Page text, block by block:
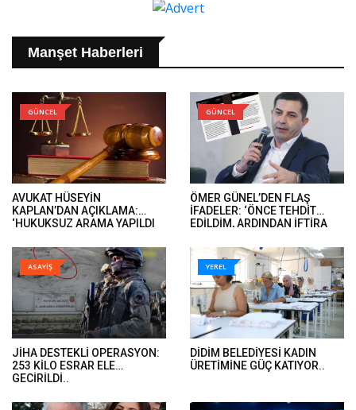
Manşet Haberleri
GÜNCEL
AVUKAT HÜSEYİN
KAPLAN’DAN AÇIKLAMA:
‘HUKUKSUZ ARAMA YAPILDI
DOSYALARINA EL KONULDU’..
GÜNCEL
ÖMER GÜNEL’DEN FLAŞ
İFADELER: ‘ÖNCE TEHDİT
EDİLDİM, ARDINDAN İFTİRA
ASAYİŞ
JİHA DESTEKLİ OPERASYON:
253 KİLO ESRAR ELE
GEÇİRİLDİ..
YEREL
DİDİM BELEDİYESİ KADIN
ÜRETİMİNE GÜÇ KATIYOR..